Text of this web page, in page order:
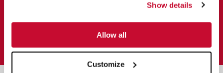
Show details
Allow all
Customize